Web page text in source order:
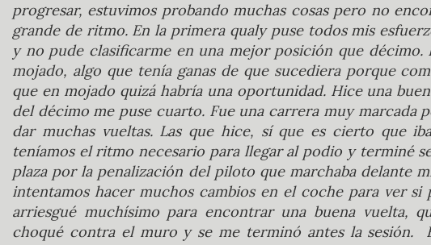
progresar, estuvimos probando muchas cosas pero no
grande de ritmo. En la primera qualy puse todos mis
y no pude clasificarme en una mejor posición que décimo.
mojado, algo que tenía ganas de que sucediera porque
que en mojado quizá habría una oportunidad. Hice una
del décimo me puse cuarto. Fue una carrera muy marcada
dar muchas vueltas. Las que hice, sí que es cierto que
teníamos el ritmo necesario para llegar al podio y terminé
plaza por la penalización del piloto que marchaba delante
intentamos hacer muchos cambios en el coche para ver si
arriesgué muchísimo para encontrar una buena vuelta,
choqué contra el muro y se me terminó antes la sesión.